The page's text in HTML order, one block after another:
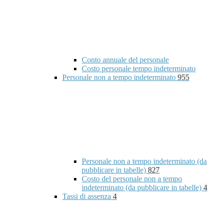
Conto annuale del personale
Costo personale tempo indeterminato
Personale non a tempo indeterminato 955
Personale non a tempo indeterminato (da
pubblicare in tabelle) 827
Costo del personale non a tempo
indeterminato (da pubblicare in tabelle) 4
Tassi di assenza 4